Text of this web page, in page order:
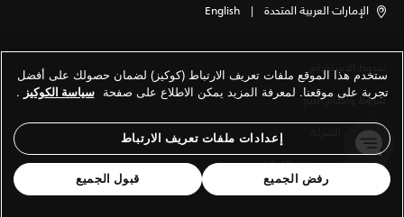
الإمارات العربية المتحدة |
English
شروط الاستخدام
شروط وأحكام البيع
معلومات الشركة
سياسة الخصوصية والكوكيز
ستخدم هذا الموقع ملفات تعريف الارتباط (كوكيز) لضمان حصولك على أفضل
تجربة على موقعنا. لمعرفة المزيد يمكن الاطلاع على صفحة سياسة الكوكيز .
إعدادات ملفات تعريف الارتباط
رفض الجميع قبول الجميع